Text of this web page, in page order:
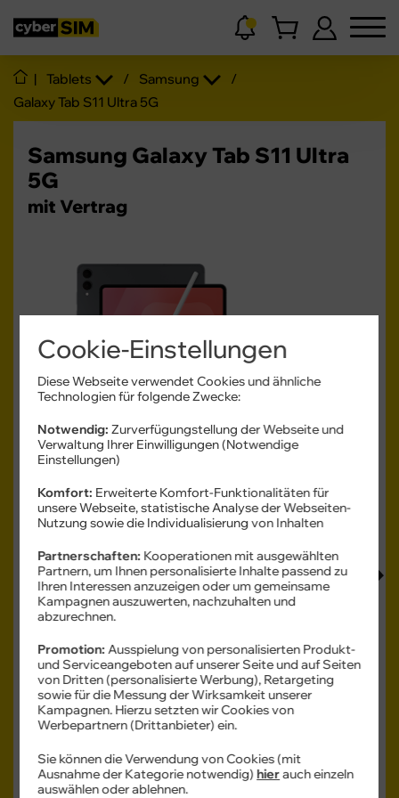
| Tablets / Samsung
/
Galaxy Tab S11 Ultra 5G
Samsung Galaxy Tab S11 Ultra
5G
mit Vertrag
Produkt- und Sicherheitsinformationen
Speicher -256 GB
256 GB
512 GB
Verfügbarkeit -Sofort lieferbar
Auf Wunsch Handyversicherung ab 3,99 €
Cookie-Einstellungen
Diese Webseite verwendet Cookies und ähnliche
Technologien für folgende Zwecke:
Notwendig: Zurverfügungstellung der Webseite und
Verwaltung Ihrer Einwilligungen (Notwendige
Einstellungen)
Komfort: Erweiterte Komfort-Funktionalitäten für
unsere Webseite, statistische Analyse der Webseiten-
Nutzung sowie die Individualisierung von Inhalten
Partnerschaften: Kooperationen mit ausgewählten
Partnern, um Ihnen personalisierte Inhalte passend zu
Ihren Interessen anzuzeigen oder um gemeinsame
Kampagnen auszuwerten, nachzuhalten und
abzurechnen.
Promotion:Ausspielung von personalisierten Produkt-
und Serviceangeboten auf unserer Seite und auf Seiten
von Dritten (personalisierte Werbung), Retargeting
sowie für die Messung der Wirksamkeit unserer
Kampagnen. Hierzu setzten wir Cookies von
Werbepartnern (Drittanbieter) ein.
Sie können die Verwendung von Cookies (mit
Ausnahme der Kategorie notwendig)hierauch einzeln
auswählen oder ablehnen.